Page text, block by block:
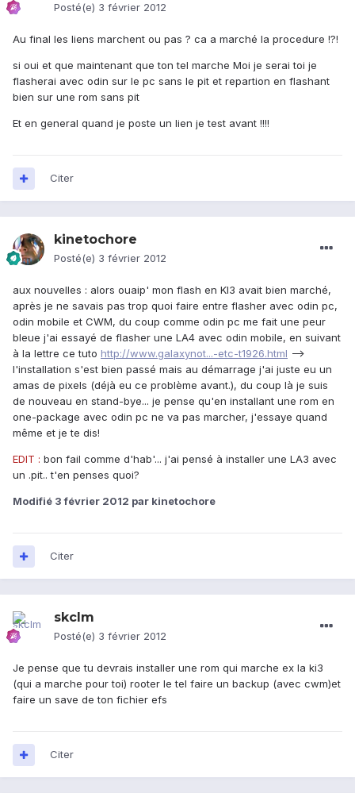
Posté(e) 3 février 2012
Au final les liens marchent ou pas ? ca a marché la procedure !?!
si oui et que maintenant que ton tel marche Moi je serai toi je
flasherai avec odin sur le pc sans le pit et repartion en flashant
bien sur une rom sans pit
Et en general quand je poste un lien je test avant !!!!
Citer
kinetochore
Posté(e) 3 février 2012
aux nouvelles : alors ouaip' mon flash en KI3 avait bien marché,
après je ne savais pas trop quoi faire entre flasher avec odin pc,
odin mobile et CWM, du coup comme odin pc me fait une peur
bleue j'ai essayé de flasher une LA4 avec odin mobile, en suivant
à la lettre ce tuto http://www.galaxynot...-etc-t1926.html -->
l'installation s'est bien passé mais au démarrage j'ai juste eu un
amas de pixels (déjà eu ce problème avant.), du coup là je suis
de nouveau en stand-bye... je pense qu'en installant une rom en
one-package avec odin pc ne va pas marcher, j'essaye quand
même et je te dis!
EDIT : bon fail comme d'hab'... j'ai pensé à installer une LA3 avec
un .pit.. t'en penses quoi?
Modifié 3 février 2012 par kinetochore
Citer
skclm
Posté(e) 3 février 2012
Je pense que tu devrais installer une rom qui marche ex la ki3
(qui a marche pour toi) rooter le tel faire un backup (avec cwm)et
faire un save de ton fichier efs
Citer